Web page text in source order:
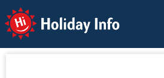
Holiday Info